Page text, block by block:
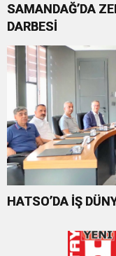
SAMANDAĞ’DA
DARBESİ
HATSO’DA İŞ